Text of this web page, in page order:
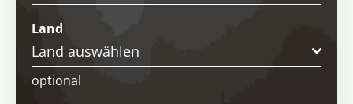
Land
Land auswählen
optional